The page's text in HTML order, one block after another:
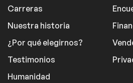
Carreras
Nuestra historia
¿Por qué elegirnos?
Testimonios
Humanidad